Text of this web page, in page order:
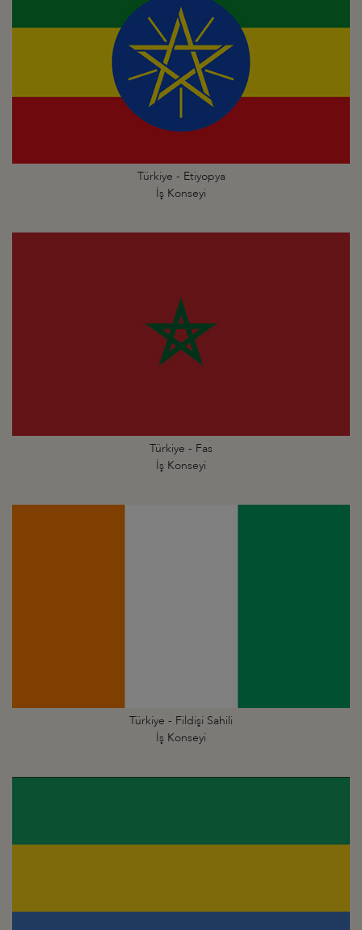
Türkiye - Etiyopya
İş Konseyi
Türkiye - Fas
İş Konseyi
Türkiye - Fildişi Sahili
İş Konseyi